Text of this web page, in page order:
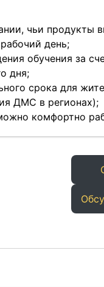
чьи продукты
день;
обучения за
дня;
срока для
ДМС в регионах);
комфортно